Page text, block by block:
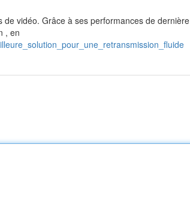
vidéo. Grâce à ses performances de dernière
, en